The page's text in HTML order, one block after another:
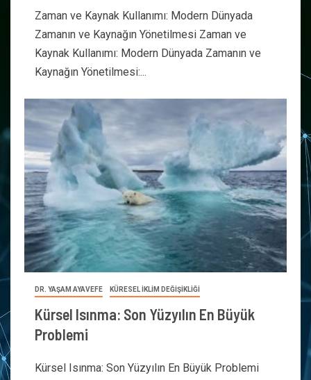
Zaman ve Kaynak Kullanımı: Modern Dünyada
Zamanın ve Kaynağın Yönetilmesi Zaman ve
Kaynak Kullanımı: Modern Dünyada Zamanın ve
Kaynağın Yönetilmesi:...
DR. YAŞAM AYAVEFE KÜRESEL İKLİM DEĞİŞİKLİĞİ
Kürsel Isınma: Son Yüzyılın En Büyük
Problemi
Kürsel Isınma: Son Yüzyılın En Büyük Problemi